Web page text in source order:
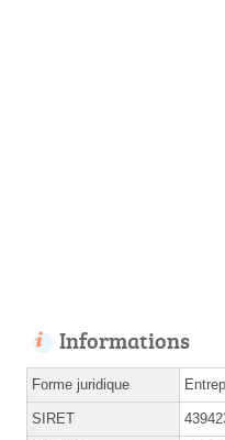
Informations
Forme juridique
SIRET